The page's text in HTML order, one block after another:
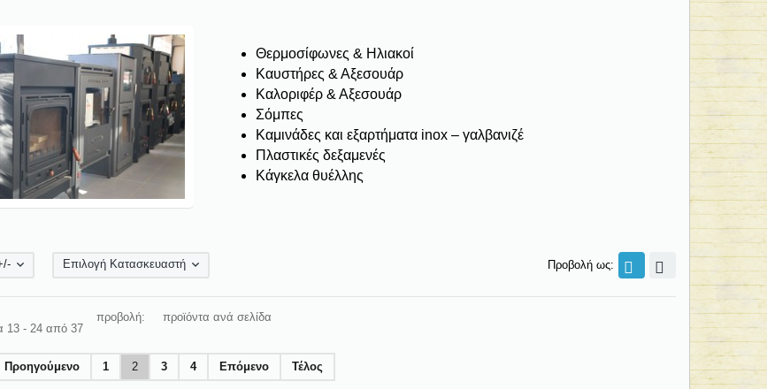
Θερμοσίφωνες & Ηλιακοί
Καυστήρες & Αξεσουάρ
Καλοριφέρ & Αξεσουάρ
Σόμπες
Καμινάδες και εξαρτήματα inox – γαλβανιζέ
Πλαστικές δεξαμενές
Κάγκελα θυέλλης
Προβολή ως:
Επιλογή Κατασκευαστή
13 - 24 από 37
προβολή: προϊόντα ανά σελίδα
Προηγούμενο 1 2 3 4 Επόμενο Τέλος